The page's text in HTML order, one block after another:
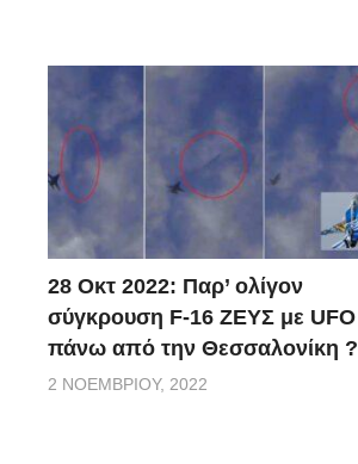
28 Οκτ 2022: Παρ’ ολίγον
σύγκρουση F-16 ΖΕΥΣ με UFO
πάνω από την Θεσσαλονίκη ?
2 ΝΟΕΜΒΡΊΟΥ, 2022